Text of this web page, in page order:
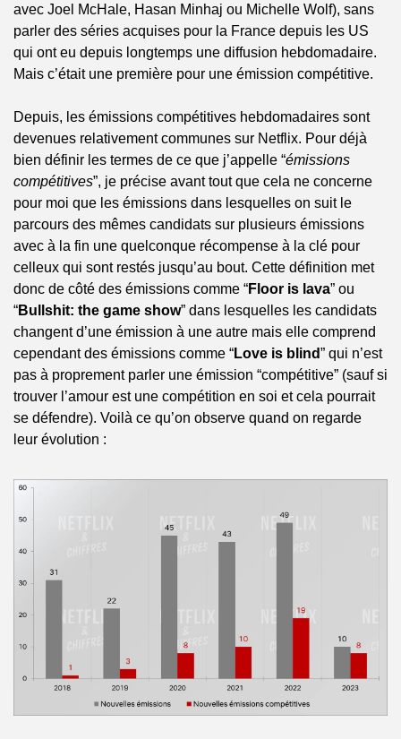
avec Joel McHale, Hasan Minhaj ou Michelle Wolf), sans
parler des séries acquises pour la France depuis les US
qui ont eu depuis longtemps une diffusion hebdomadaire.
Mais c’était une première pour une émission compétitive.
Depuis, les émissions compétitives hebdomadaires sont
devenues relativement communes sur Netflix. Pour déjà
bien définir les termes de ce que j’appelle “émissions
compétitives”, je précise avant tout que cela ne concerne
pour moi que les émissions dans lesquelles on suit le
parcours des mêmes candidats sur plusieurs émissions
avec à la fin une quelconque récompense à la clé pour
celleux qui sont restés jusqu’au bout. Cette définition met
donc de côté des émissions comme “Floor is lava” ou
“Bullshit: the game show” dans lesquelles les candidats
changent d’une émission à une autre mais elle comprend
cependant des émissions comme “Love is blind” qui n’est
pas à proprement parler une émission “compétitive” (sauf si
trouver l’amour est une compétition en soi et cela pourrait
se défendre). Voilà ce qu’on observe quand on regarde
leur évolution :